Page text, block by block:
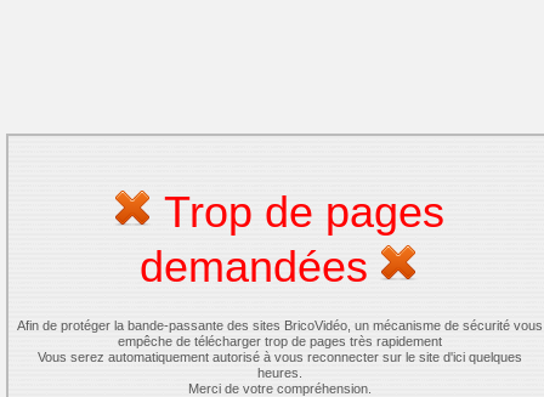
Trop de pages
demandées
Afin de protéger la bande-passante des sites BricoVidéo, un mécanisme de sécurité vous
empêche de télécharger trop de pages très rapidement
Vous serez automatiquement autorisé à vous reconnecter sur le site d'ici quelques
heures.
Merci de votre compréhension.